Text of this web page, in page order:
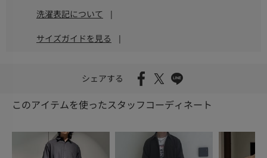
洗濯表記について |
サイズガイドを見る |
シェアする
このアイテムを使ったスタッフコーディネート